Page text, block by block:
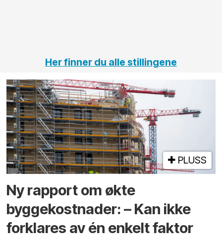
Her finner du alle stillingene
PLUSS
Ny rapport om økte
byggekostnader: – Kan ikke
forklares av én enkelt faktor